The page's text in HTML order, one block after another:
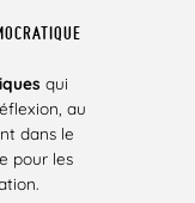
qui
au
dans le
pour les